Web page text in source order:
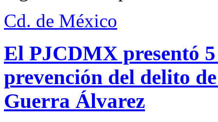
Cd. de México
El PJCDMX presentó
prevención del delito
Guerra Álvarez